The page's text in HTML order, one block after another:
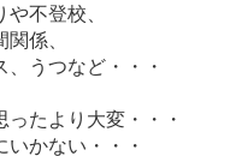
不登校、
係、
うつなど・・・
たより大変・・・
かない・・・